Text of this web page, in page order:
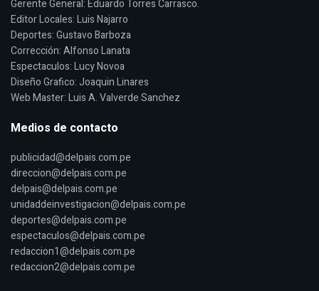
Gerente General: Eduardo Torres Carrasco.
Editor Locales: Luis Najarro
Deportes: Gustavo Barboza
Corrección: Alfonso Lanata
Espectaculos: Lucy Novoa
Diseño Grafico: Joaquin Linares
Web Master: Luis A. Valverde Sanchez
Medios de contacto
publicidad@delpais.com.pe
direccion@delpais.com.pe
delpais@delpais.com.pe
unidaddeinvestigacion@delpais.com.pe
deportes@delpais.com.pe
espectaculos@delpais.com.pe
redaccion1@delpais.com.pe
redaccion2@delpais.com.pe